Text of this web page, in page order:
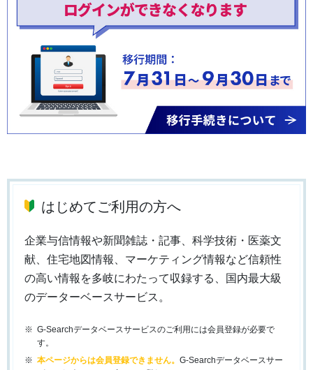
はじめてご利用の方へ
企業与信情報や新聞雑誌・記事、科学技術・医薬文
献、住宅地図情報、マーケティング情報など信頼性
の高い情報を多岐にわたって収録する、国内最大級
のデーターベースサービス。
G-Searchデータベースサービスのご利用には会員登録が必要で
す。
本ページからは会員登録できません。 G-Searchデータベースサー